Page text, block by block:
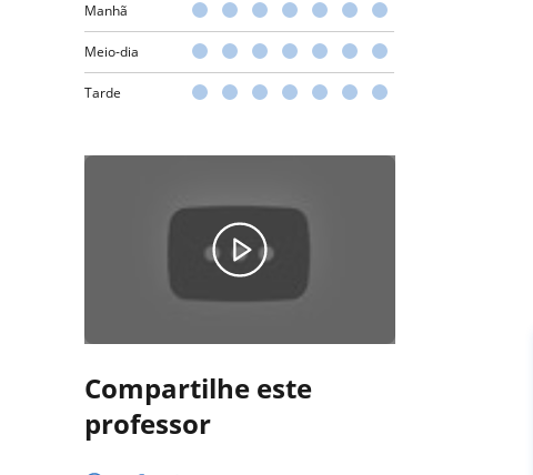
Manhã
Meio-dia
Tarde
Compartilhe este
professor